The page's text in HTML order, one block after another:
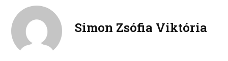
o
k
n
r
Simon Zsófia Viktória